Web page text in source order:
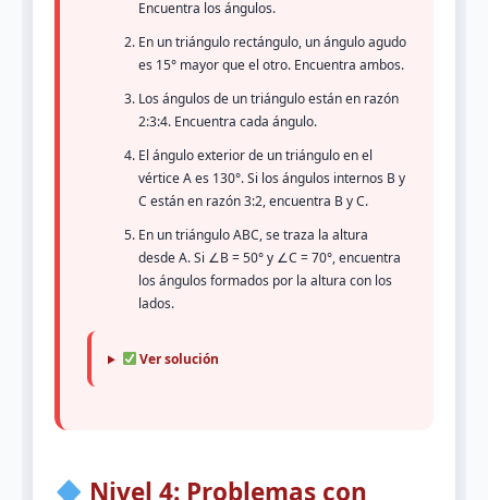
Encuentra los ángulos.
En un triángulo rectángulo, un ángulo agudo
es 15° mayor que el otro. Encuentra ambos.
Los ángulos de un triángulo están en razón
2:3:4. Encuentra cada ángulo.
El ángulo exterior de un triángulo en el
vértice A es 130°. Si los ángulos internos B y
C están en razón 3:2, encuentra B y C.
En un triángulo ABC, se traza la altura
desde A. Si ∠B = 50° y ∠C = 70°, encuentra
los ángulos formados por la altura con los
lados.
Ver solución
Nivel 4: Problemas con